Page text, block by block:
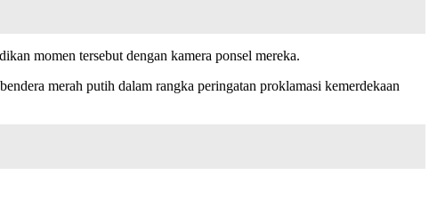
momen tersebut dengan kamera ponsel mereka.
merah putih dalam rangka peringatan proklamasi kemerdekaan